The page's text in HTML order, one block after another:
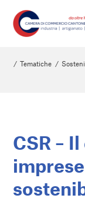
/ Tematiche /
CSR –